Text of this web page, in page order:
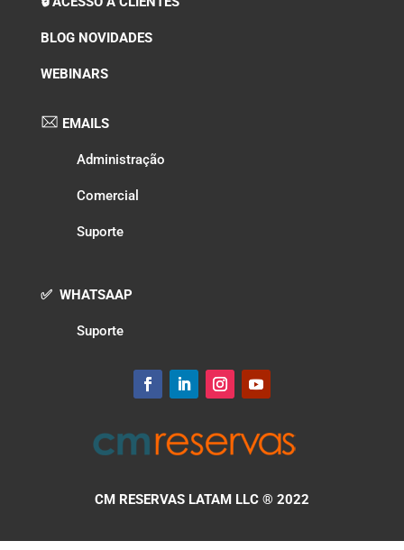
BLOG NOVIDADES
WEBINARS
EMAILS
Administração
Comercial
Suporte
✅ WHATSAAP
Suporte
CM RESERVAS LATAM LLC ® 2022